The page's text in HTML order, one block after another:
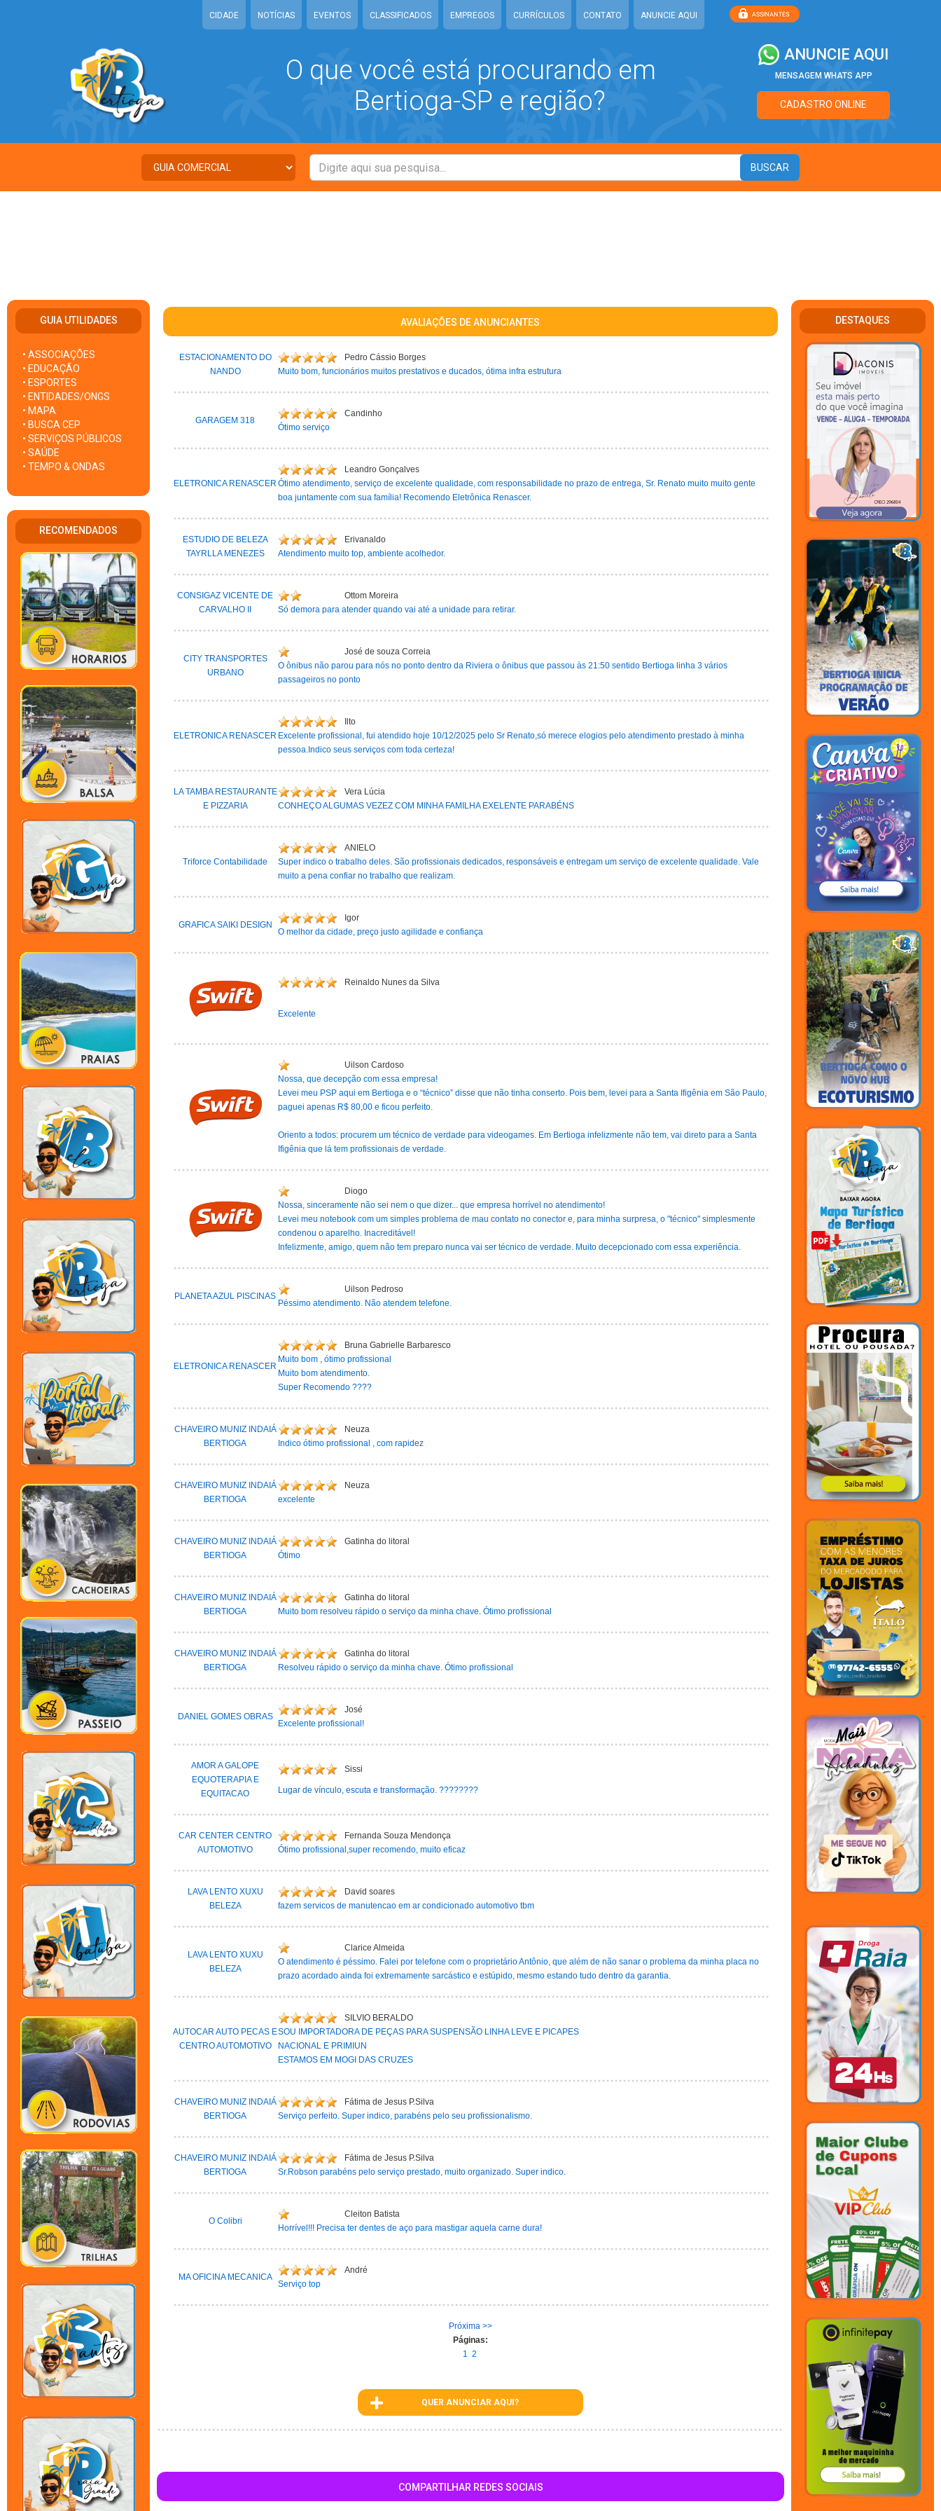
CIDADE NOTÍCIAS EVENTOS CLASSIFICADOS EMPREGOS CURRÍCULOS CONTATO ANUNCIE AQUI
O que você está procurando em
Bertioga-SP e região?
ANUNCIE AQUI
MENSAGEM WHATS APP
CADASTRO ONLINE
GUIA UTILIDADES
• ASSOCIAÇÕES
• EDUCAÇÃO
• ESPORTES
• ENTIDADES/ONGS
• MAPA
• BUSCA CEP
• SERVIÇOS PÚBLICOS
• SAÚDE
• TEMPO & ONDAS
RECOMENDADOS
AVALIAÇÕES DE ANUNCIANTES
ESTACIONAMENTO DO
NANDO
Pedro Cássio Borges
Muito bom, funcionários muitos prestativos e ducados, ótima infra estrutura
GARAGEM 318
Candinho
Ótimo serviço
ELETRONICA RENASCER
Leandro Gonçalves
Ótimo atendimento, serviço de excelente qualidade, com responsabilidade no prazo de entrega, Sr. Renato muito muito gente
boa juntamente com sua família! Recomendo Eletrônica Renascer.
ESTUDIO DE BELEZA
TAYRLLA MENEZES
Erivanaldo
Atendimento muito top, ambiente acolhedor.
CONSIGAZ VICENTE DE
CARVALHO II
Ottom Moreira
Só demora para atender quando vai até a unidade para retirar.
CITY TRANSPORTES
URBANO
José de souza Correia
O ônibus não parou para nós no ponto dentro da Riviera o ônibus que passou às 21:50 sentido Bertioga linha 3 vários
passageiros no ponto
ELETRONICA RENASCER
Ilto
Excelente profissional, fui atendido hoje 10/12/2025 pelo Sr Renato,só merece elogios pelo atendimento prestado à minha
pessoa.Indico seus serviços com toda certeza!
LA TAMBA RESTAURANTE
E PIZZARIA
Vera Lúcia
CONHEÇO ALGUMAS VEZEZ COM MINHA FAMILHA EXELENTE PARABÉNS
Triforce Contabilidade
ANIELO
Super indico o trabalho deles. São profissionais dedicados, responsáveis e entregam um serviço de excelente qualidade. Vale
muito a pena confiar no trabalho que realizam.
GRAFICA SAIKI DESIGN
Igor
O melhor da cidade, preço justo agilidade e confiança
Reinaldo Nunes da Silva
Excelente
Uilson Cardoso
Nossa, que decepção com essa empresa!
Levei meu PSP aqui em Bertioga e o “técnico” disse que não tinha conserto. Pois bem, levei para a Santa Ifigênia em São Paulo,
paguei apenas R$ 80,00 e ficou perfeito.
Oriento a todos: procurem um técnico de verdade para videogames. Em Bertioga infelizmente não tem, vai direto para a Santa
Ifigênia que lá tem profissionais de verdade.
Diogo
Nossa, sinceramente não sei nem o que dizer... que empresa horrível no atendimento!
Levei meu notebook com um simples problema de mau contato no conector e, para minha surpresa, o "técnico" simplesmente
condenou o aparelho. Inacreditável!
Infelizmente, amigo, quem não tem preparo nunca vai ser técnico de verdade. Muito decepcionado com essa experiência.
PLANETA AZUL PISCINAS
Uilson Pedroso
Péssimo atendimento. Não atendem telefone.
ELETRONICA RENASCER
Bruna Gabrielle Barbaresco
Muito bom , ótimo profissional
Muito bom atendimento.
Super Recomendo ????
CHAVEIRO MUNIZ INDAIÁ
BERTIOGA
Neuza
Indico ótimo profissional , com rapidez
CHAVEIRO MUNIZ INDAIÁ
BERTIOGA
Neuza
excelente
CHAVEIRO MUNIZ INDAIÁ
BERTIOGA
Gatinha do litoral
Ótimo
CHAVEIRO MUNIZ INDAIÁ
BERTIOGA
Gatinha do litoral
Muito bom resolveu rápido o serviço da minha chave. Ótimo profissional
CHAVEIRO MUNIZ INDAIÁ
BERTIOGA
Gatinha do litoral
Resolveu rápido o serviço da minha chave. Ótimo profissional
DANIEL GOMES OBRAS
José
Excelente profissional!
AMOR A GALOPE
EQUOTERAPIA E
EQUITACAO
Sissi
Lugar de vínculo, escuta e transformação. ????????
CAR CENTER CENTRO
AUTOMOTIVO
Fernanda Souza Mendonça
Ótimo profissional,super recomendo, muito eficaz
LAVA LENTO XUXU
BELEZA
David soares
fazem servicos de manutencao em ar condicionado automotivo tbm
LAVA LENTO XUXU
BELEZA
Clarice Almeida
O atendimento é péssimo. Falei por telefone com o proprietário Antônio, que além de não sanar o problema da minha placa no
prazo acordado ainda foi extremamente sarcástico e estúpido, mesmo estando tudo dentro da garantia.
AUTOCAR AUTO PECAS E
CENTRO AUTOMOTIVO
SILVIO BERALDO
SOU IMPORTADORA DE PEÇAS PARA SUSPENSÃO LINHA LEVE E PICAPES
NACIONAL E PRIMIUN
ESTAMOS EM MOGI DAS CRUZES
CHAVEIRO MUNIZ INDAIÁ
BERTIOGA
Fátima de Jesus P.Silva
Serviço perfeito. Super indico, parabéns pelo seu profissionalismo.
CHAVEIRO MUNIZ INDAIÁ
BERTIOGA
Fátima de Jesus P.Silva
Sr.Robson parabéns pelo serviço prestado, muito organizado. Super indico.
O Colibri
Cleiton Batista
Horrível!!! Precisa ter dentes de aço para mastigar aquela carne dura!
MA OFICINA MECANICA
André
Serviço top
Próxima >>
Páginas:
1 2
QUER ANUNCIAR AQUI?
COMPARTILHAR REDES SOCIAIS
DESTAQUES